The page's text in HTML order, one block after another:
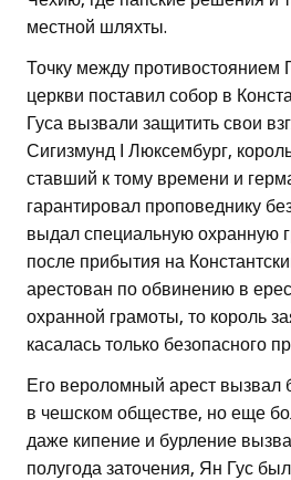
местной шляхты.
Точку между противостоянием
церкви поставил собор в
Гуса вызвали защитить свои
Сигизмунд І Люксембург,
ставший к тому времени и
гарантировал проповеднику
выдал специальную охранную
после прибытия на
арестован по обвинению в
охранной грамоты, то король
касалась только безопасного
Его вероломный арест
в чешском обществе, но еще
даже кипение и бурление
полугода заточения, Ян Гус